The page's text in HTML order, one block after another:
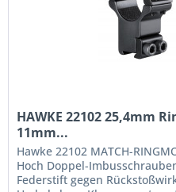
HAWKE 22102 25,4mm
11mm...
Hawke 22102 MATCH-
Hoch Doppel-
Federstift gegen